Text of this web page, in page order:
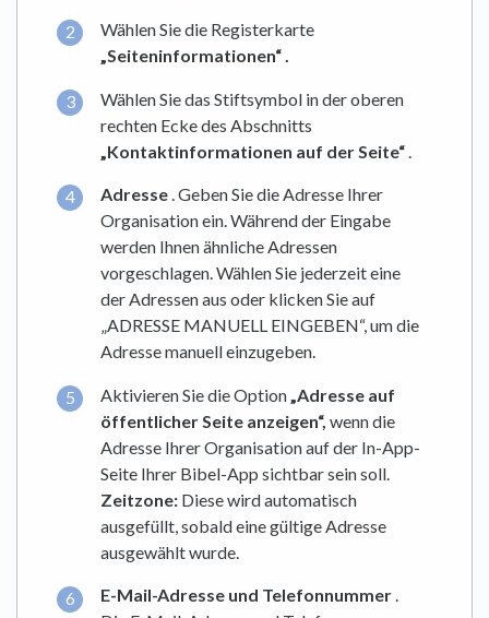
Wählen Sie die Registerkarte
„Seiteninformationen“.
Wählen Sie das Stiftsymbol in der oberen
rechten Ecke des Abschnitts
„Kontaktinformationen auf der Seite“
Adresse. Geben Sie die Adresse Ihrer
Organisation ein. Während der Eingabe
werden Ihnen ähnliche Adressen
vorgeschlagen. Wählen Sie jederzeit eine
der Adressen aus oder klicken Sie auf
„ADRESSE MANUELL EINGEBEN“, um die
Adresse manuell einzugeben.
Aktivieren Sie die Option „Adresse auf
öffentlicher Seite anzeigen“, wenn die
Adresse Ihrer Organisation auf der In-App-
Seite Ihrer Bibel-App sichtbar sein soll.
Zeitzone: Diese wird automatisch
ausgefüllt, sobald eine gültige Adresse
ausgewählt wurde.
E-Mail-Adresse und Telefonnummer.